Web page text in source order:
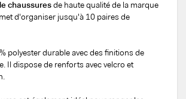
chaussuresde haute qualité de la marque
d'organiser jusqu'à 10 paires de
polyester durable avec des finitions de
Il dispose de renforts avec velcro et